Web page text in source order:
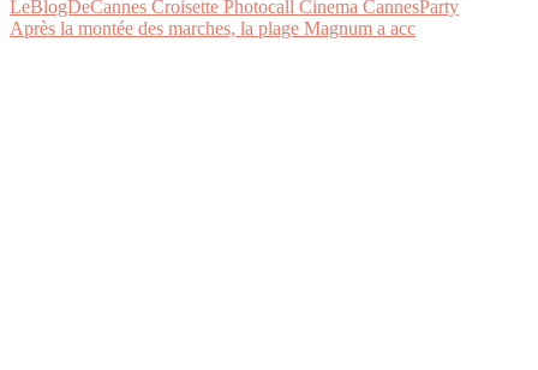
Après la montée des marches, la plage Magnum a acc